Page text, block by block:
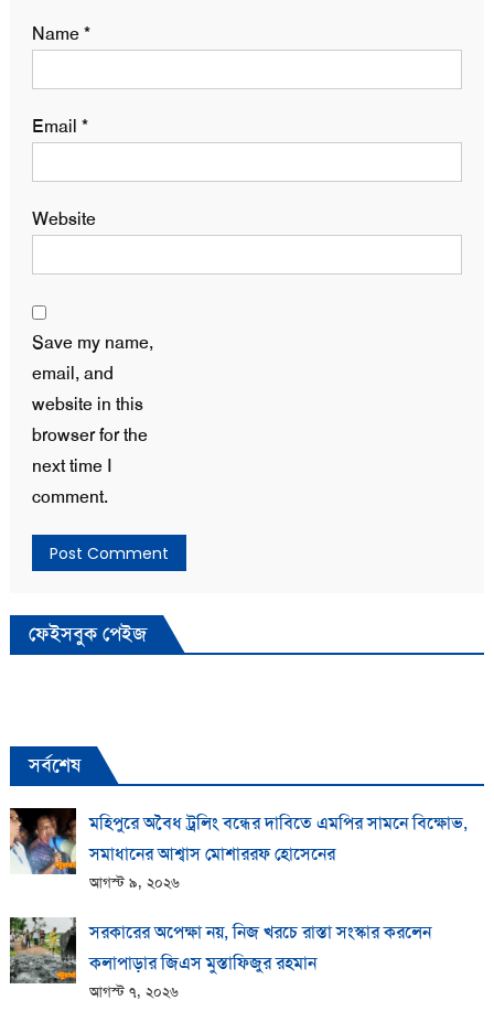
Name*
Email *
Website
Save my name,
email, and
website in this
browser for the
next time I
comment.
ফেইসবুক পেইজ
সর্বশেষ
মহিপুরে অবৈধ ট্রলিং বন্ধের দাবিতে এমপির সামনে বিক্ষোভ,
সমাধানের আশ্বাস মোশাররফ হোসেনের
আগস্ট ৯, ২০২৬
সরকারের অপেক্ষা নয়, নিজ খরচে রাস্তা সংস্কার করলেন
কলাপাড়ার জিএস মুস্তাফিজুর রহমান
আগস্ট ৭, ২০২৬